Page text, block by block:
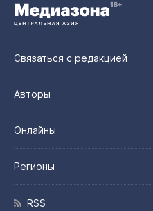
Связаться с редакцией
Авторы
Онлайны
Регионы
RSS